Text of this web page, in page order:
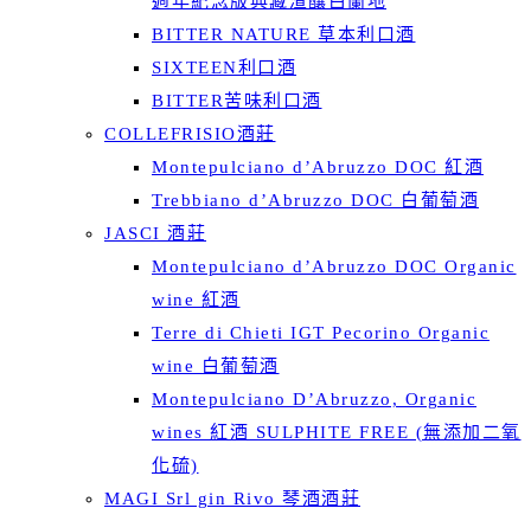
BITTER NATURE 草本利口酒
SIXTEEN利口酒
BITTER苦味利口酒
COLLEFRISIO酒莊
Montepulciano d’Abruzzo DOC 紅酒
Trebbiano d’Abruzzo DOC 白葡萄酒
JASCI 酒莊
Montepulciano d’Abruzzo DOC Organic
wine 紅酒
Terre di Chieti IGT Pecorino Organic
wine 白葡萄酒
Montepulciano D’Abruzzo, Organic
wines 紅酒 SULPHITE FREE (無添加二氧
化硫)
MAGI Srl gin Rivo 琴酒酒莊